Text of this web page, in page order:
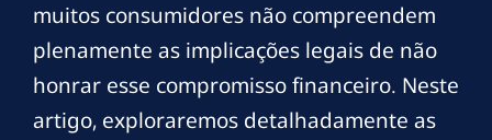
muitos consumidores não compreendem
plenamente as implicações legais de não
honrar esse compromisso financeiro. Neste
artigo, exploraremos detalhadamente as